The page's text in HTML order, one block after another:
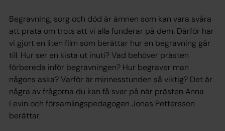
Begravning, sorg och död är ämnen som kan vara svåra
att prata om trots att vi alla funderar på dem. Därför har
vi gjort en liten film som berättar hur en begravning går
till. Hur ser en kista ut inuti? Vad behöver prästen
förbereda inför begravningen? Hur begraver man
någons aska? Varför är minnesstunden så viktig? Det är
några av frågorna du kan få svar på när prästen Anna
Levin och församlingspedagogen Jonas Pettersson
berättar.